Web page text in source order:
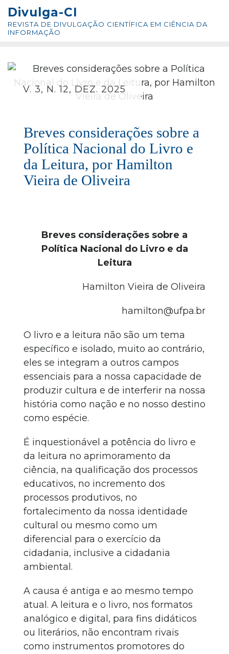
conteúdo
Skip
to
content
Divulga-CI
REVISTA DE DIVULGAÇÃO CIENTÍFICA EM CIÊNCIA DA
INFORMAÇÃO
V. 3, N. 12, DEZ. 2025
Breves considerações sobre a
Política Nacional do Livro e
da Leitura, por Hamilton
Vieira de Oliveira
Breves considerações sobre a
Política Nacional do Livro e da
Leitura
Hamilton Vieira de Oliveira
hamilton@ufpa.br
O livro e a leitura não são um tema
específico e isolado, muito ao contrário,
eles se integram a outros campos
essenciais para a nossa capacidade de
produzir cultura e de interferir na nossa
história como nação e no nosso destino
como espécie.
É inquestionável a potência do livro e
da leitura no aprimoramento da
ciência, na qualificação dos processos
educativos, no incremento dos
processos produtivos, no
fortalecimento da nossa identidade
cultural ou mesmo como um
diferencial para o exercício da
cidadania, inclusive a cidadania
ambiental.
A causa é antiga e ao mesmo tempo
atual. A leitura e o livro, nos formatos
analógico e digital, para fins didáticos
ou literários, não encontram rivais
como instrumentos promotores do